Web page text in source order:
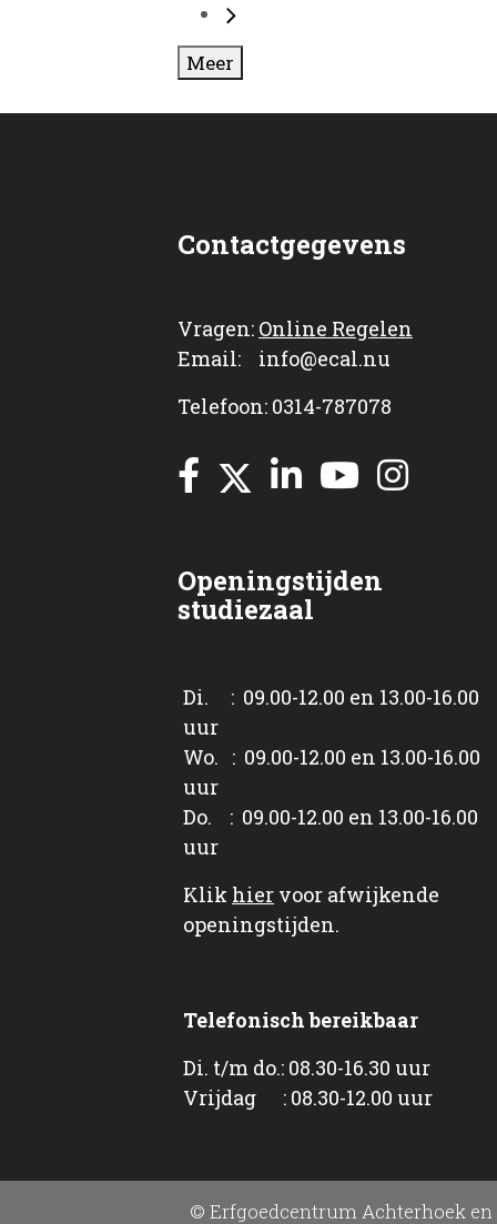
Meer
Contactgegevens
Vragen: Online Regelen
Email: info@ecal.nu
Telefoon: 0314-787078
Openingstijden
studiezaal
Di. : 09.00-12.00 en 13.00-16.00
uur
Wo. : 09.00-12.00 en 13.00-16.00
uur
Do. : 09.00-12.00 en 13.00-16.00
uur
Klik hier voor afwijkende
openingstijden.
Telefonisch bereikbaar
Di. t/m do.: 08.30-16.30 uur
Vrijdag : 08.30-12.00 uur
© Erfgoedcentrum Achterhoek en